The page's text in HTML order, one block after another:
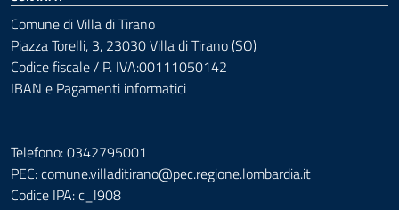
Comune di Villa di Tirano
Piazza Torelli, 3, 23030 Villa di Tirano (SO)
Codice fiscale / P. IVA:00111050142
IBAN e Pagamenti informatici
Telefono: 0342795001
PEC:comune.villaditirano@pec.regione.lombardia.it
Codice IPA: c_l908